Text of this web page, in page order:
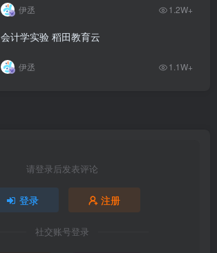
伊丞 1.2W+
会计学实验 稻田教育云
伊丞 1.1W+
请登录后发表评论
登录 注册
社交账号登录